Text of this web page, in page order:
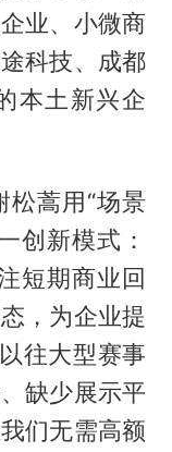
业、小微商
科技、成都
本土新兴企
蒿用“场景
创新模式：
短期商业回
，为企业提
往大型赛事
缺少展示平
们无需高额